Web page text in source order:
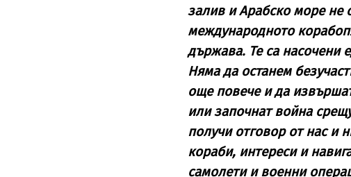
залив и Арабско море не
международното
държава. Те са насочени
Няма да останем
още повече и да
или започнат война
получи отговор от нас и
кораби, интереси и
самолети и военни